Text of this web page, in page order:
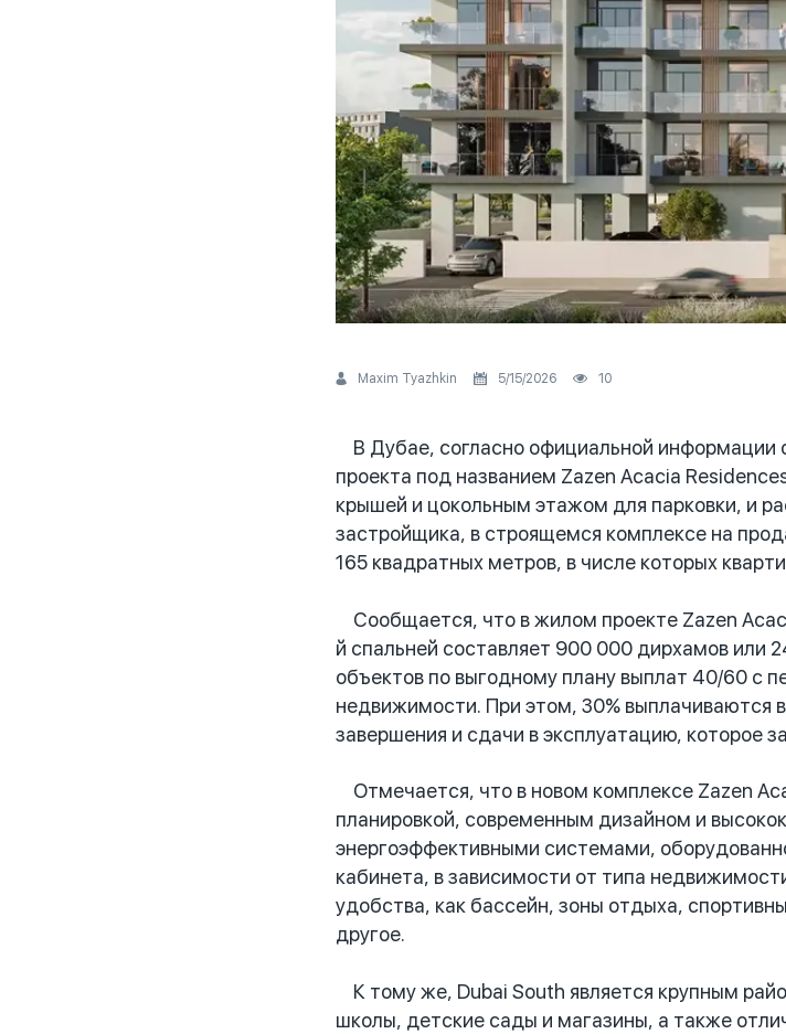
Maxim Tyazhkin 5/15/2026 10
В Дубае, согласно официальной информации
проекта под названием Zazen Acacia
крышей и цокольным этажом для парковки, и
застройщика, в строящемся комплексе на
165 квадратных метров, в числе которых
Сообщается, что в жилом проекте Zazen
й спальней составляет 900 000 дирхамов или
объектов по выгодному плану выплат 40/60 с
недвижимости. При этом, 30% выплачиваются
завершения и сдачи в эксплуатацию, которое
Отмечается, что в новом комплексе Zazen
планировкой, современным дизайном и
энергоэффективными системами,
кабинета, в зависимости от типа
удобства, как бассейн, зоны отдыха,
другое.
К тому же, Dubai South является крупным
школы, детские сады и магазины, а также